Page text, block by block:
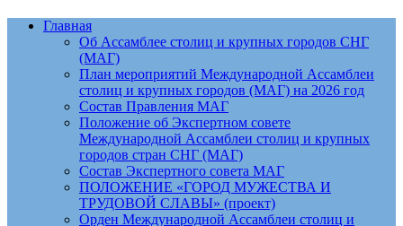
Главная
Об Ассамблее столиц и крупных городов СНГ
(МАГ)
План мероприятий Международной Ассамблеи
столиц и крупных городов (МАГ) на 2026 год
Состав Правления МАГ
Положение об Экспертном совете
Международной Ассамблеи столиц и крупных
городов стран СНГ (МАГ)
Состав Экспертного совета МАГ
ПОЛОЖЕНИЕ «ГОРОД МУЖЕСТВА И
ТРУДОВОЙ СЛАВЫ» (проект)
Орден Международной Ассамблеи столиц и